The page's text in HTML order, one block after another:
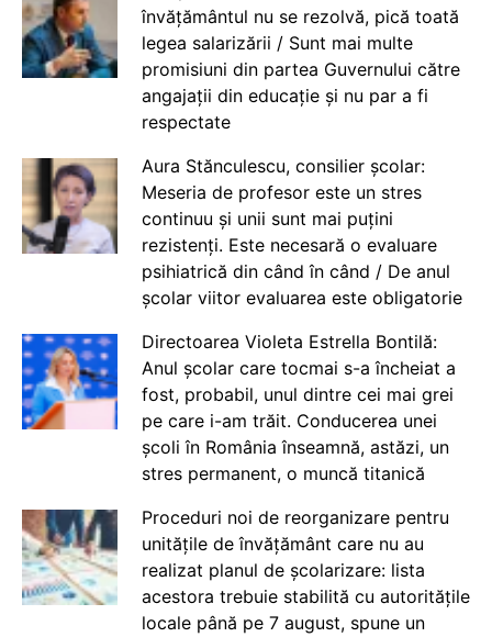
învățământul nu se rezolvă, pică toată
legea salarizării / Sunt mai multe
promisiuni din partea Guvernului către
angajații din educație și nu par a fi
respectate
Aura Stănculescu, consilier școlar:
Meseria de profesor este un stres
continuu și unii sunt mai puțini
rezistenți. Este necesară o evaluare
psihiatrică din când în când / De anul
școlar viitor evaluarea este obligatorie
Directoarea Violeta Estrella Bontilă:
Anul școlar care tocmai s-a încheiat a
fost, probabil, unul dintre cei mai grei
pe care i-am trăit. Conducerea unei
școli în România înseamnă, astăzi, un
stres permanent, o muncă titanică
Proceduri noi de reorganizare pentru
unitățile de învățământ care nu au
realizat planul de școlarizare: lista
acestora trebuie stabilită cu autoritățile
locale până pe 7 august, spune un